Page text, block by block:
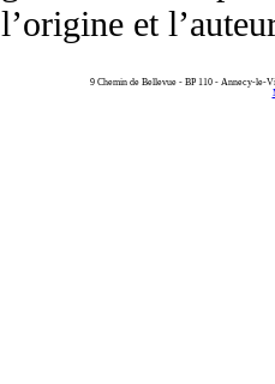
l’origine et
9 Chemin de Bellevue - BP 110 - Annecy-le-